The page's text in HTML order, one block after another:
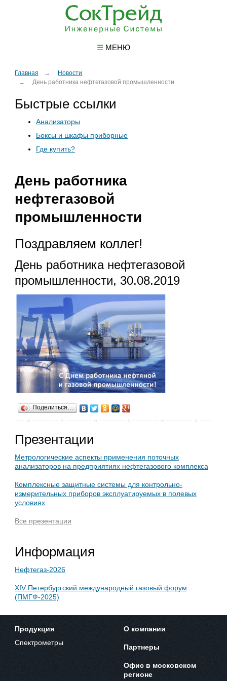
☰МЕНЮ
Главная
Новости
День работника нефтегазовой промышленности
Быстрые ссылки
Анализаторы
Боксы и шкафы приборные
Где купить?
День работника
нефтегазовой
промышленности
Поздравляем коллег!
День работника нефтегазовой
промышленности, 30.08.2019
Поделиться…
Презентации
Метрологические аспекты применения поточных
анализаторов на предприятиях нефтегазового комплекса
Комплексные защитные системы для контрольно-
измерительных приборов эксплуатируемых в полевых
условиях
Все презентации
Информация
Нефтегаз-2026
XIV Петербургский международный газовый форум
(ПМГФ-2025)
Продукция
Спектрометры
О компании
Партнеры
Офис в московском
регионе